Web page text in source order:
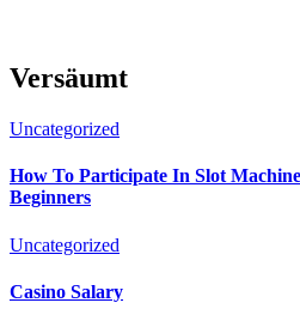
Versäumt
Uncategorized
How To Participate In Slot
Beginners
Uncategorized
Casino Salary